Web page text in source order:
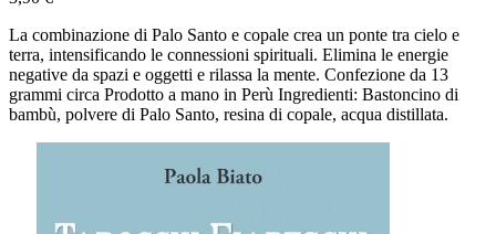
La combinazione di Palo Santo e copale crea un ponte tra cielo e
terra, intensificando le connessioni spirituali. Elimina le energie
negative da spazi e oggetti e rilassa la mente. Confezione da 13
grammi circa Prodotto a mano in Perù Ingredienti: Bastoncino di
bambù, polvere di Palo Santo, resina di copale, acqua distillata.